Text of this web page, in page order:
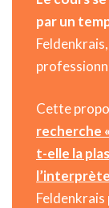
par un
Cette
recherche
t-elle la
l’interprète